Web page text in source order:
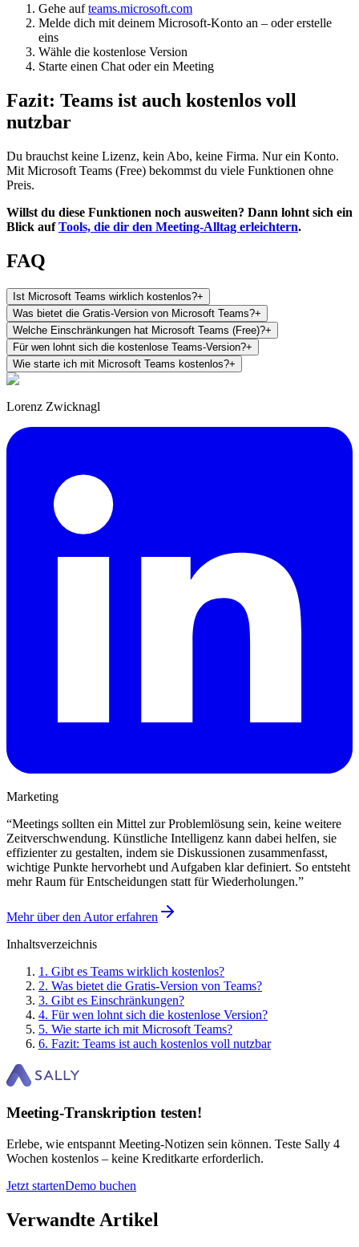
Gehe aufteams.microsoft.com
Melde dich mit deinem Microsoft-Konto an – oder erstelle
eins
Wähle die kostenlose Version
Starte einen Chat oder ein Meeting
Fazit: Teams ist auch kostenlos voll
nutzbar
Du brauchst keine Lizenz, kein Abo, keine Firma. Nur ein Konto.
Mit Microsoft Teams (Free) bekommst du viele Funktionen ohne
Preis.
Willst du diese Funktionen noch ausweiten? Dann lohnt sich ein
Blick aufTools, die dir den Meeting-Alltag erleichtern.
FAQ
Ist Microsoft Teams wirklich kostenlos?+
Was bietet die Gratis-Version von Microsoft Teams?+
Welche Einschränkungen hat Microsoft Teams (Free)?+
Für wen lohnt sich die kostenlose Teams-Version?+
Wie starte ich mit Microsoft Teams kostenlos?+
Lorenz Zwicknagl
Marketing
“Meetings sollten ein Mittel zur Problemlösung sein, keine weitere
Zeitverschwendung. Künstliche Intelligenz kann dabei helfen, sie
effizienter zu gestalten, indem sie Diskussionen zusammenfasst,
wichtige Punkte hervorhebt und Aufgaben klar definiert. So entsteht
mehr Raum für Entscheidungen statt für Wiederholungen.”
Mehr über den Autor erfahren
Inhaltsverzeichnis
1 . Gibt es Teams wirklich kostenlos?
2. Was bietet die Gratis-Version von Teams?
3. Gibt es Einschränkungen?
4. Für wen lohnt sich die kostenlose Version?
5. Wie starte ich mit Microsoft Teams?
6. Fazit: Teams ist auch kostenlos voll nutzbar
Meeting-Transkription testen!
Erlebe, wie entspannt Meeting-Notizen sein können. Teste Sally 4
Wochen kostenlos – keine Kreditkarte erforderlich.
Jetzt startenDemo buchen
Verwandte Artikel